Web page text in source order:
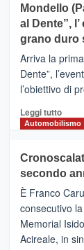
e
di
DI
(Ct)
–
Il
il
tra
vicoli
Mondello
al Dente”,
grano duro
Arriva la
Dente”,
l’obiettivo di
Leggi tuttoLeggi
di
–
“E
Pasta
–
Automobilismo
secondo
È Franco
consecutivo
Memorial
Acireale, in